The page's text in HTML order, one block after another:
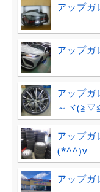
アップ
アップ
アップ
～ヾ
アップ
(*^^)v
アップ